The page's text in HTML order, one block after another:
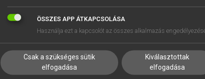
EGYÉNI FELHASZNÁLÓKNAK
TANULÓKNAK
VÁLLALATI MEGOLDÁSOK
SÚGÓ
RÓLUNK
SÜTI BEÁLLÍTÁSOK
ÖSSZES APP ÁTKAPCSOLÁSA
Használja ezt a kapcsolót az összes alkalmazás
Csak a szükséges sütik
elfogadása
Kiválasztottak
elfogadása